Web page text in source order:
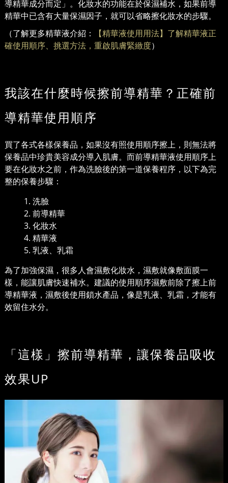
導精華成分而定」。化妝水的功能在於保濕補水，如果前導
精華中已含有大量保濕因子，就可以省略擦化妝水的步驟。
（了解更多精華液介紹：
【精華液使用用法】了解精華液正
確使用順序、挑選方法，重啟肌膚緊緻度）
我該在什麼時候擦前導精華？正確前
導精華使用順序
買了各式各樣保養品，如果沒有照使用順序擦上，則無法將
保養品中珍貴美容成分導入肌膚。而前導精華液使用順序上
要在化妝水之前，作為洗臉後的第一道保養程序，以下為完
整的保養步驟：
洗臉
前導精華
化妝水
精華液
乳液、乳霜
為了加強保濕，很多人會濕敷化妝水，濕敷就像敷面膜一
樣，能讓肌膚快速補水。建議的使用順序濕敷前除了擦上前
導精華液，濕敷後使用鎖水產品，像是乳液、乳霜，才能有
效留住水分。
「這樣」擦前導精華，讓保養品吸收
效果UP